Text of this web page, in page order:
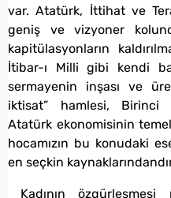
var. Atatürk, İttihat ve
geniş ve vizyoner
kapitülasyonların
İtibar-ı Milli gibi kendi
sermayenin inşası ve
iktisat” hamlesi, Birinci
Atatürk ekonomisinin
hocamızın bu konudaki
en seçkin
Kadının